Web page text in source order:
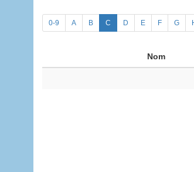
0-9 A B C D E F G
Nom